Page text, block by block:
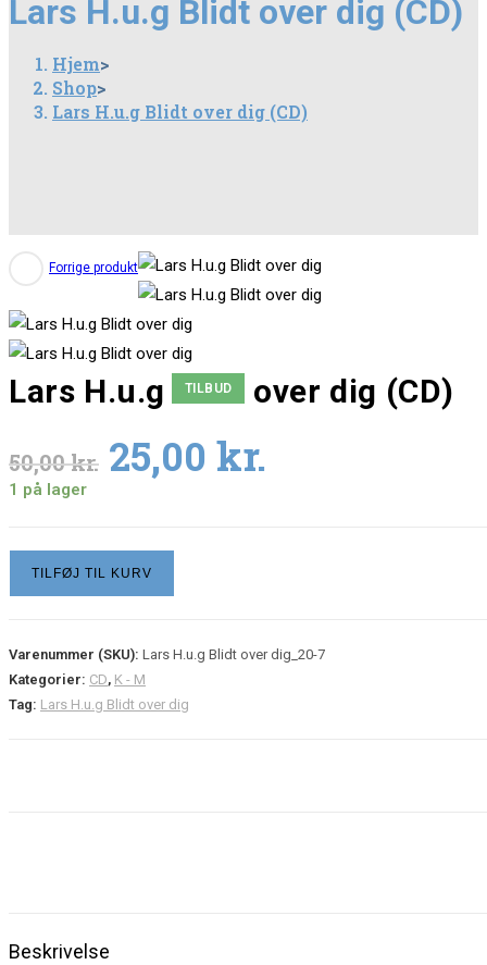
over
(CD)
antal
Lars H.u.g Blidt over dig (CD)
Hjem>
Shop>
Lars H.u.g Blidt over dig (CD)
TILBUD
Forrige produkt
Lars H.u.g Blidt over dig (CD)
50,00kr. Original
price
50,00 kr..
25,00 kr.
1 på lager
H.u.g
over
dig
(CD)
TILFØJ TIL KURV
Varenummer (SKU): Lars H.u.g Blidt over dig_20-7
Kategorier: CD, K - M
Tag: Lars H.u.g Blidt over dig
Beskrivelse